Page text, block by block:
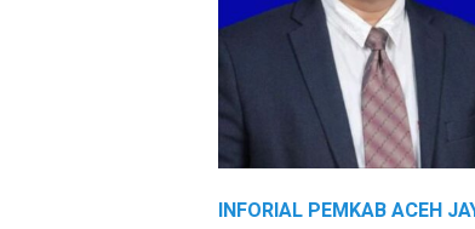
INFORIAL PEMKAB ACEH